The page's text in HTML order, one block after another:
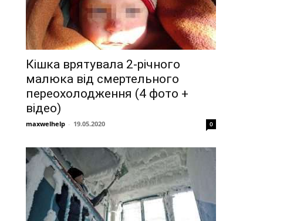
Кішка врятувала 2-річного
малюка від смертельного
переохолодження (4 фото +
відео)
maxwelhelp - 19.05.2020 0